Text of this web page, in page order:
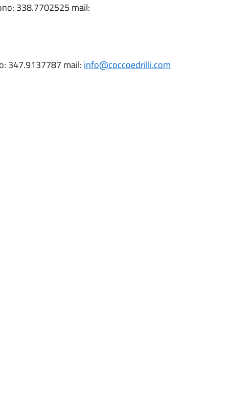
338.7702525 mail:
347.9137787 mail: info@coccoedrilli.com